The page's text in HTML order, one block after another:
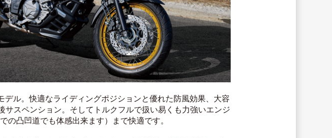
デル。快適なライディングポジションと優れた防風効果、大容
スペンション。そしてトルクフルで扱い易くも力強いエンジ
の凸凹道でも体感出来ます）まで快適です。